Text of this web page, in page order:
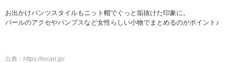
お出かけパンツスタイルもニット帽でぐっと垢抜けた印象に。
パールのアクセやパンプスなど女性らしい小物でまとめるのがポイント♪
出典： https://locari.jp/